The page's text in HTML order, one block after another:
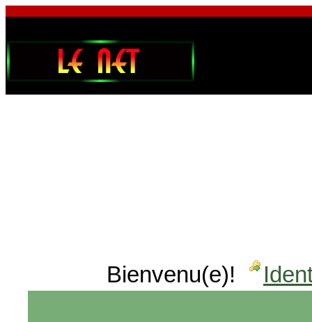
Bienvenu(e)!